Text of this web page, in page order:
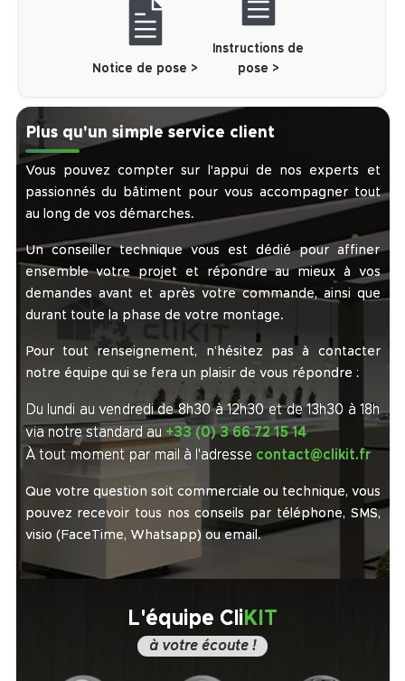
Notice de pose >
Instructions de
pose >
Plus qu'un simple service client
Vous pouvez compter sur l'appui de nos experts et
passionnés du bâtiment pour vous accompagner tout
au long de vos démarches.
Un conseiller technique vous est dédié pour affiner
ensemble votre projet et répondre au mieux à vos
demandes avant et après votre commande, ainsi que
durant toute la phase de votre montage.
Pour tout renseignement, n’hésitez pas à contacter
notre équipe qui se fera un plaisir de vous répondre :
Du lundi au vendredi de 8h30 à 12h30 et de 13h30 à 18h
via notre standard au +33 (0) 3 66 72 15 14
À tout moment par mail à l'adresse contact@clikit.fr
Que votre question soit commerciale ou technique, vous
pouvez recevoir tous nos conseils par téléphone, SMS,
visio (FaceTime, Whatsapp) ou email.
L'équipe Cli KIT
à votre écoute !